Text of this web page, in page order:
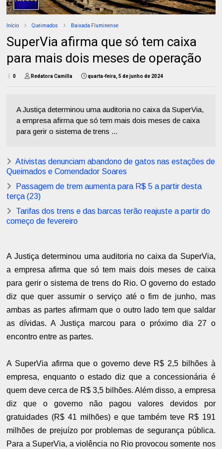
Início Queimados Baixada Fluminense
SuperVia afirma que só tem caixa
para mais dois meses de operação
0 Redatora Camilla quarta-feira, 5 de junho de 2024
A Justiça determinou uma auditoria no caixa da SuperVia,
a empresa afirma que só tem mais dois meses de caixa
para gerir o sistema de trens ...
Ativistas denunciam abandono de gatos nas estações de
Queimados e Comendador Soares
Passagem de trem aumenta para R$ 5 a partir desta
terça (23)
Tarifas dos trens e das barcas terão reajuste a partir do
começo de fevereiro
A Justiça determinou uma auditoria no caixa da SuperVia,
a empresa afirma que só tem mais dois meses de caixa
para gerir o sistema de trens do Rio. O governo do estado
diz que quer assumir o serviço até o fim de junho, mas
ambas as partes afirmam que o outro lado tem que saldar
as dívidas. A Justiça marcou para o próximo dia 27 o
encontro entre as partes.
A SuperVia afirma que o governo deve R$ 2,5 bilhões à
empresa, enquanto o estado diz que a concessionária é
quem deve cerca de R$ 3,5 bilhões. Além disso, a empresa
diz que o governo não pagou valores devidos por
gratuidades (R$ 41 milhões) e que também teve R$ 191
milhões de prejuízo por problemas de segurança pública.
Para a SuperVia, a violência no Rio provocou somente nos